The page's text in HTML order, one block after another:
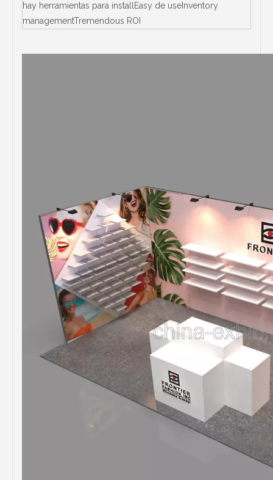
hay herramientas para installEasy de useInventory
managementTremendous ROI